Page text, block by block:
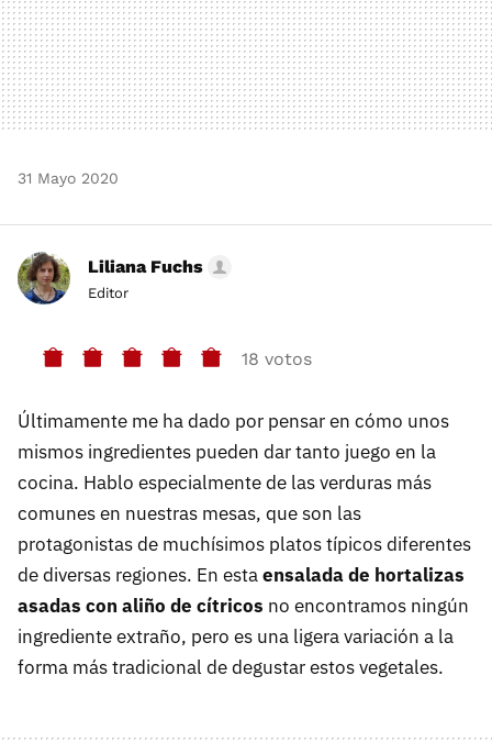
31 Mayo 2020
Liliana Fuchs
Editor
18 votos
Últimamente me ha dado por pensar en cómo unos
mismos ingredientes pueden dar tanto juego en la
cocina. Hablo especialmente de las verduras más
comunes en nuestras mesas, que son las
protagonistas de muchísimos platos típicos diferentes
de diversas regiones. En estaensalada de hortalizas
asadas con aliño de cítricos no encontramos ningún
ingrediente extraño, pero es una ligera variación a la
forma más tradicional de degustar estos vegetales.